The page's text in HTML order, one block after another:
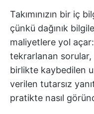
Takımınızın bir iç
çünkü dağınık
maliyetlere yol
tekrarlanan sorular,
birlikte kaybedilen
verilen tutarsız
pratikte nasıl